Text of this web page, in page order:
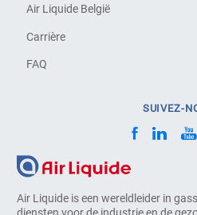
Air Liquide is een wereldleider in
Air Liquide België
Carrière
FAQ
SUIVEZ-